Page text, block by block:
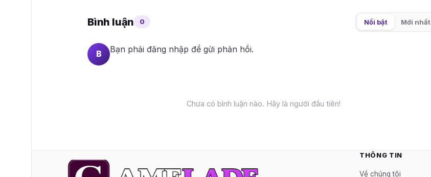
Bình luận 0 Nổi bật Mới nhất
B Bạn phải đăng nhập để gửi phản hồi.
Chưa có bình luận nào. Hãy là người đầu tiên!
THÔNG TIN
Về chúng tôi